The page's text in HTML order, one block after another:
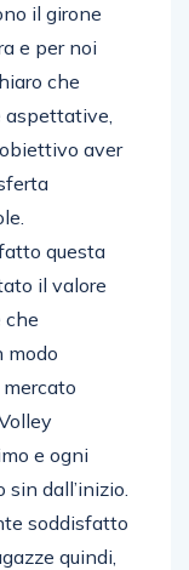
il girone
e per noi
che
aspettative,
aver
questa
il valore
che
modo
e ogni
sin dall’inizio.
soddisfatto
quindi,